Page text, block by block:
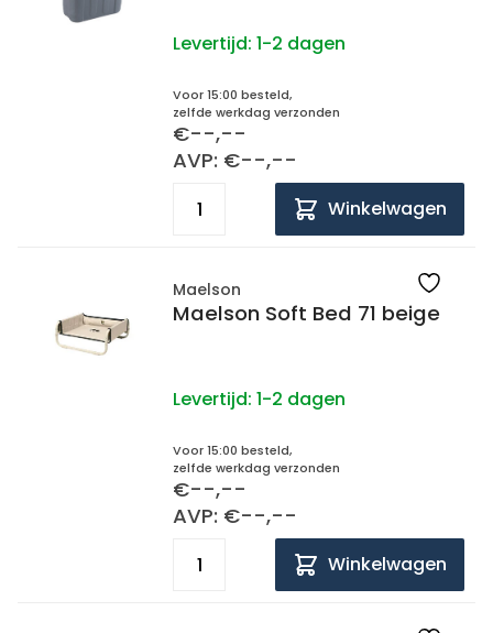
Levertijd: 1-2 dagen
Voor 15:00 besteld,
zelfde werkdag verzonden
€--,--
AVP: €--,--
Winkelwagen
Maelson
Maelson Soft Bed 71 beige
Levertijd: 1-2 dagen
Voor 15:00 besteld,
zelfde werkdag verzonden
€--,--
AVP: €--,--
Winkelwagen